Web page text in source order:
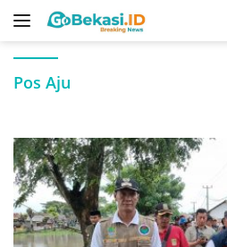
Langsung
Pos Aju